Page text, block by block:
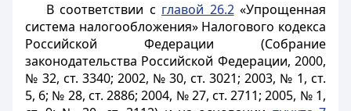
В соответствии с главой 26.2«Упрощенная
система налогообложения» Налогового кодекса
Российской Федерации (Собрание
законодательства Российской Федерации, 2000,
№ 32, ст. 3340; 2002, № 30, ст. 3021; 2003, № 1, ст.
5, 6; № 28, ст. 2886; 2004, № 27, ст. 2711; 2005, № 1,